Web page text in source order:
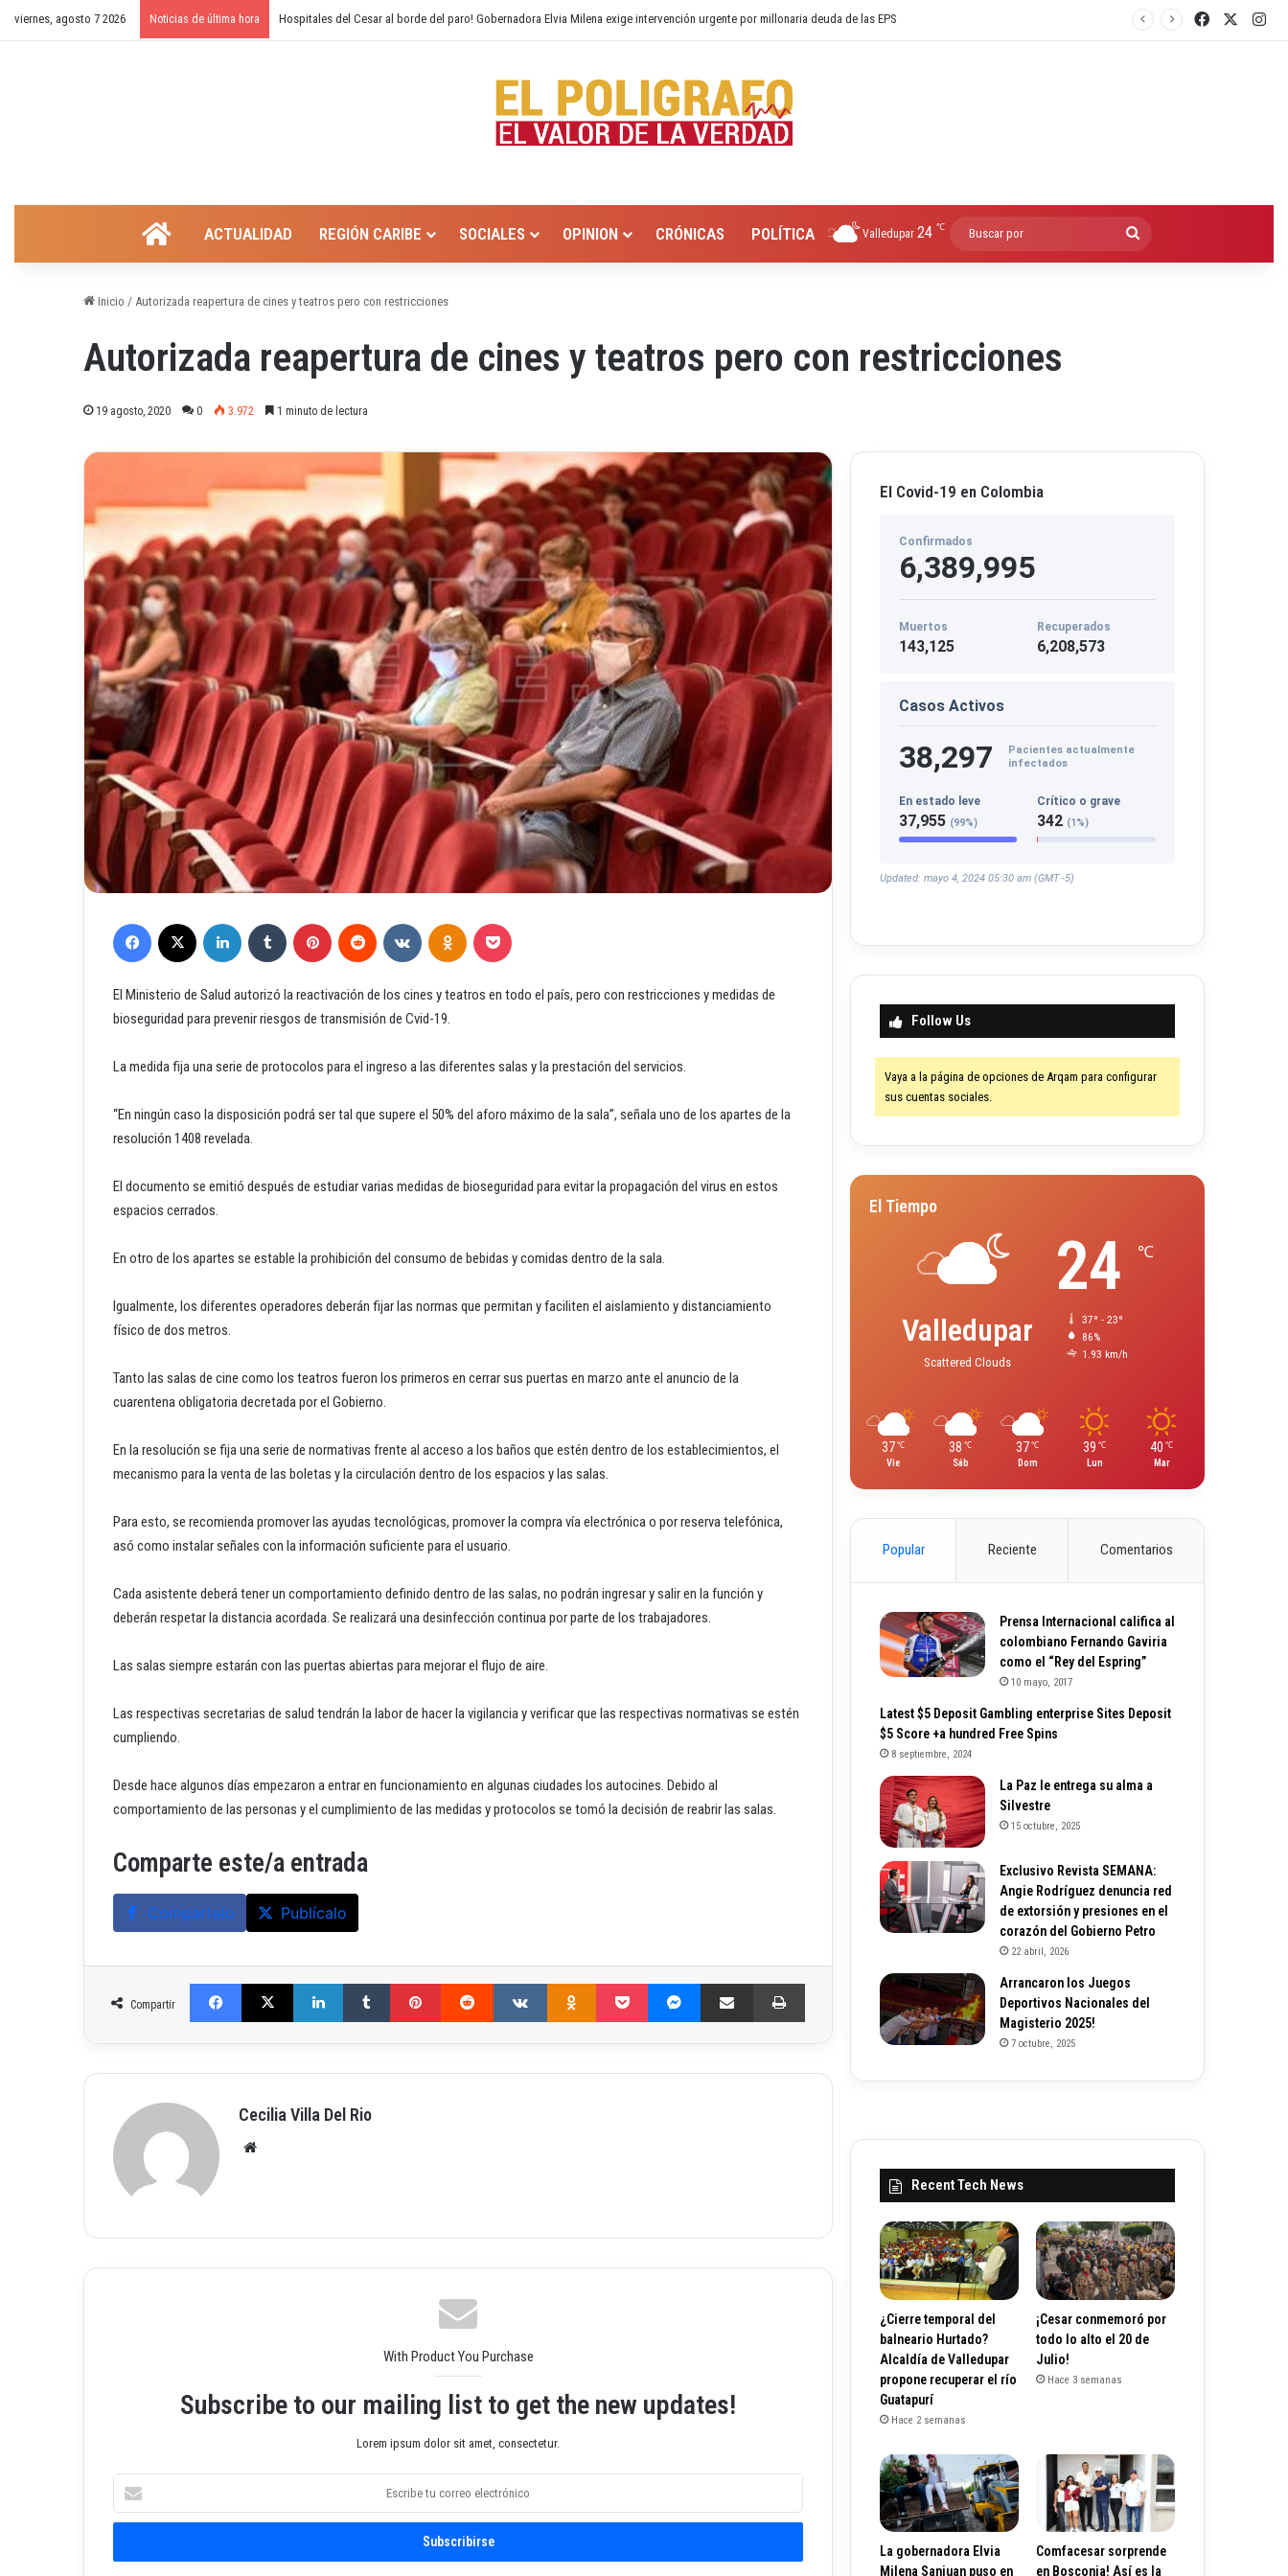
viernes, agosto 7 2026 Noticias de última hora ¿Cierre temporal del balneario Hurtado? Alcaldía de Valledupar propone recuperar el río Guatapurí Facebook
INICIOACTUALIDAD REGIÓN CARIBE SOCIALES OPINION CRÓNICAS POLÍTICA Valledupar 24 ℃
Buscar
por
Inicio / Autorizada reapertura de cines y teatros pero con restricciones
Autorizada reapertura de cines y teatros pero con restricciones
19 agosto, 2020 0 3.972 1 minuto de lectura
El Ministerio de Salud autorizó la reactivación de los cines y teatros en todo el país, pero con restricciones y medidas de
bioseguridad para prevenir riesgos de transmisión de Cvid-19.
La medida fija una serie de protocolos para el ingreso a las diferentes salas y la prestación del servicios.
“En ningún caso la disposición podrá ser tal que supere el 50% del aforo máximo de la sala”, señala uno de los apartes de la
resolución 1408 revelada.
El documento se emitió después de estudiar varias medidas de bioseguridad para evitar la propagación del virus en estos
espacios cerrados.
En otro de los apartes se estable la prohibición del consumo de bebidas y comidas dentro de la sala.
Igualmente, los diferentes operadores deberán fijar las normas que permitan y faciliten el aislamiento y distanciamiento
físico de dos metros.
Tanto las salas de cine como los teatros fueron los primeros en cerrar sus puertas en marzo ante el anuncio de la
cuarentena obligatoria decretada por el Gobierno.
En la resolución se fija una serie de normativas frente al acceso a los baños que estén dentro de los establecimientos, el
mecanismo para la venta de las boletas y la circulación dentro de los espacios y las salas.
Para esto, se recomienda promover las ayudas tecnológicas, promover la compra vía electrónica o por reserva telefónica,
asó como instalar señales con la información suficiente para el usuario.
Cada asistente deberá tener un comportamiento definido dentro de las salas, no podrán ingresar y salir en la función y
deberán respetar la distancia acordada. Se realizará una desinfección continua por parte de los trabajadores.
Las salas siempre estarán con las puertas abiertas para mejorar el flujo de aire.
Las respectivas secretarias de salud tendrán la labor de hacer la vigilancia y verificar que las respectivas normativas se estén
cumpliendo.
Desde hace algunos días empezaron a entrar en funcionamiento en algunas ciudades los autocines. Debido al
comportamiento de las personas y el cumplimiento de las medidas y protocolos se tomó la decisión de reabrir las salas.
Comparte este/a entrada
Compártelo Publícalo
Compartir
Facebook X LinkedIn Tumblr Pinterest Reddit VKontakte Odnoklassniki Pocket Messenger Compartir por correo electrónico
Cecilia Villa Del Rio
With Product You Purchase
Subscribe to our mailing list to get the new updates!
Lorem ipsum dolor sit amet, consectetur.
c
i
El Covid-19 en Colombia
Confirmados
6,389,995
Muertos
143,125
Recuperados
6,208,573
Casos Activos
38,297
Pacientes actualmente
infectados
En estado leve
37,955 (99%)
Crítico o grave
342 (1%)
Updated: mayo 4, 2024 05:30 am (GMT -5)
Follow Us
Vaya a la página de opciones de Arqam para configurar
sus cuentas sociales.
El Tiempo
Valledupar
Scattered Clouds
24 ℃
37º - 23º
86%
1.93 km/h
37 ℃
Vie
38 ℃
Sáb
37 ℃
Dom
39 ℃
Lun
40 ℃
Mar
Popular Reciente Comentarios
Prensa Internacional califica al
colombiano Fernando Gaviria
como el “Rey del Espring”
10 mayo, 2017
Latest $5 Deposit Gambling enterprise Sites Deposit
$5 Score +a hundred Free Spins
8 septiembre, 2024
La Paz le entrega su alma a
Silvestre
15 octubre, 2025
Exclusivo Revista SEMANA:
Angie Rodríguez denuncia red
de extorsión y presiones en el
corazón del Gobierno Petro
22 abril, 2026
Arrancaron los Juegos
Deportivos Nacionales del
Magisterio 2025!
7 octubre, 2025
Recent Tech News
¿Cierre temporal del
balneario Hurtado?
Alcaldía de Valledupar
propone recuperar el río
Guatapurí
Hace 2 semanas
¡Cesar conmemoró por
todo lo alto el 20 de
Julio!
Hace 3 semanas
La gobernadora Elvia
Milena Sanjuan puso en
Comfacesar sorprende
en Bosconia! Así es la